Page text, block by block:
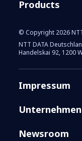
Products
© Copyright 2026
NTT DATA
Handelskai 92, 1200
Impressum
Unternehmen
Newsroom